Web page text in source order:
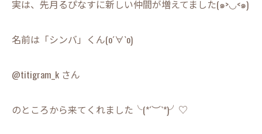
実は、先月るぴなすに新しい仲間が増えてました(๑>◡<๑)
名前は「シンバ」くん(о´∀`о)
@titigram_k さん
のところから来てくれました╰(*´︶`*)╯♡